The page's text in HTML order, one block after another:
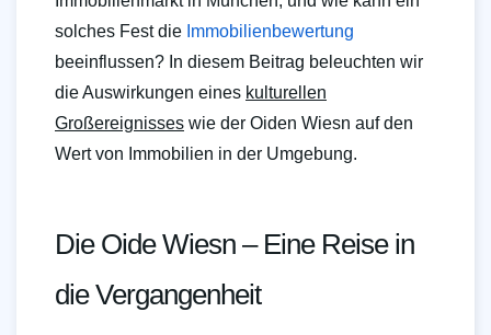
solches Fest die Immobilienbewertung
beeinflussen? In diesem Beitrag beleuchten wir
die Auswirkungen eines kulturellen
Großereignisses wie der Oiden Wiesn auf den
Wert von Immobilien in der Umgebung.
Die Oide Wiesn – Eine Reise in
die Vergangenheit